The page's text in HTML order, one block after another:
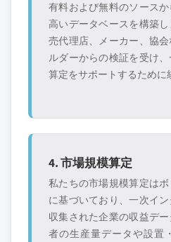
有料および無料のソース
高いデータベースを構築
売代理店、メーカー、協
ルダーからの検証を受け
算定をサポートするために
4. 市場規模算定
私たちの市場規模算定は
に基づいており、一次イ
収集された企業の収益デ
者の生産量データや設置